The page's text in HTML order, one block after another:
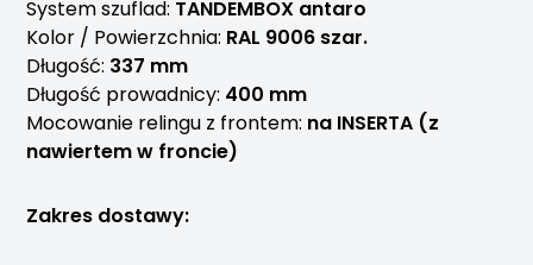
System szuflad: TANDEMBOX antaro
Kolor / Powierzchnia: RAL 9006 szar.
Długość: 337 mm
Długość prowadnicy: 400 mm
Mocowanie relingu z frontem: na INSERTA (z
nawiertem w froncie)
Zakres dostawy: